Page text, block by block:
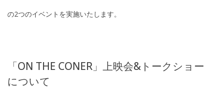
の2つのイベントを実施いたします。
「ON THE CONER 」上映会& トークショー
について